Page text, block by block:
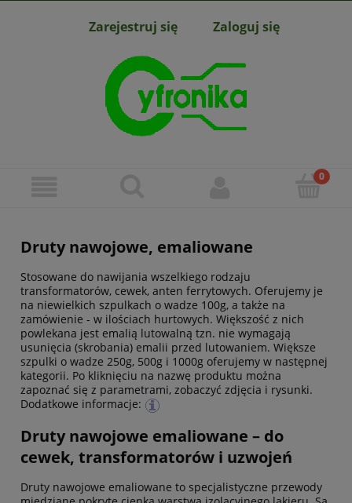
Zarejestruj się Zaloguj się
Druty nawojowe, emaliowane
Stosowane do nawijania wszelkiego rodzaju
transformatorów, cewek, anten ferrytowych. Oferujemy je
na niewielkich szpulkach o wadze 100g, a także na
zamówienie - w ilościach hurtowych. Większość z nich
powlekana jest emalią lutowalną tzn. nie wymagają
usunięcia (skrobania) emalii przed lutowaniem. Większe
szpulki o wadze 250g, 500g i 1000g oferujemy w następnej
kategorii. Po kliknięciu na nazwę produktu można
zapoznać się z parametrami, zobaczyć zdjęcia i rysunki.
Dodatkowe informacje:
Druty nawojowe emaliowane – do
cewek, transformatorów i uzwojeń
Druty nawojowe emaliowane to specjalistyczne przewody